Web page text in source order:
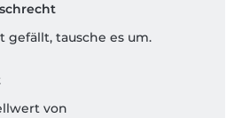
gefällt, tausche es um.
von